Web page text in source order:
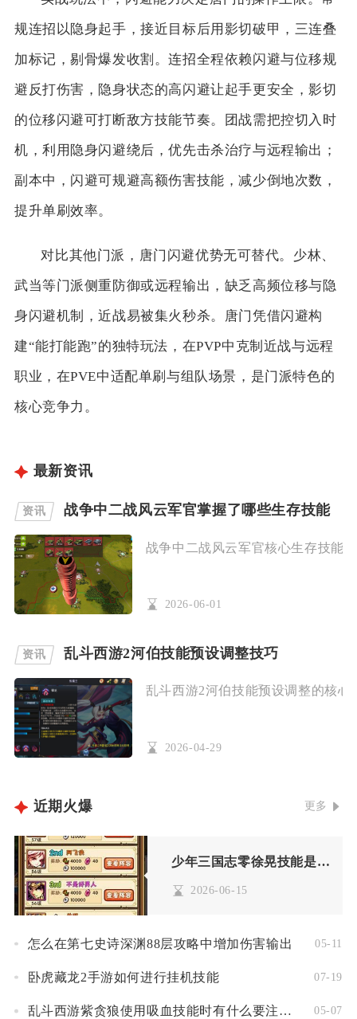
规连招以隐身起手，接近目标后用影切破甲，三连叠
加标记，剔骨爆发收割。连招全程依赖闪避与位移规
避反打伤害，隐身状态的高闪避让起手更安全，影切
的位移闪避可打断敌方技能节奏。团战需把控切入时
机，利用隐身闪避绕后，优先击杀治疗与远程输出；
副本中，闪避可规避高额伤害技能，减少倒地次数，
提升单刷效率。
对比其他门派，唐门闪避优势无可替代。少林、
武当等门派侧重防御或远程输出，缺乏高频位移与隐
身闪避机制，近战易被集火秒杀。唐门凭借闪避构
建“能打能跑”的独特玩法，在PVP中克制近战与远程
职业，在PVE中适配单刷与组队场景，是门派特色的
核心竞争力。
最新资讯
资讯 战争中二战风云军官掌握了哪些生存技能
战争中二战风云军官核心生存技能
2026-06-01
资讯 乱斗西游2河伯技能预设调整技巧
乱斗西游2河伯技能预设调整的核
2026-04-29
近期火爆 更多
少年三国志零徐晃技能是否对多个敌方单位有效
2026-06-15
怎么在第七史诗深渊88层攻略中增加伤害输出 05-11
卧虎藏龙2手游如何进行挂机技能 07-19
乱斗西游紫贪狼使用吸血技能时有什么要注意的 05-07